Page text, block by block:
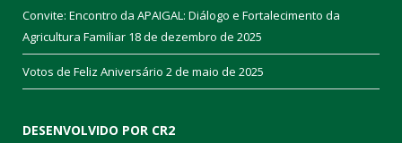
Convite: Encontro da APAIGAL: Diálogo e Fortalecimento da
Agricultura Familiar 18 de dezembro de 2025
Votos de Feliz Aniversário 2 de maio de 2025
DESENVOLVIDO POR CR2